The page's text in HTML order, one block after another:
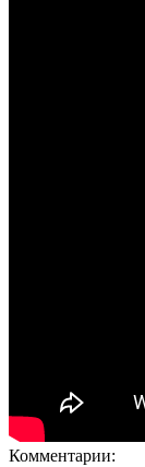
Комментарии: